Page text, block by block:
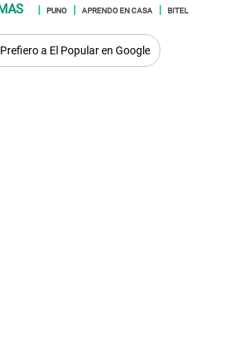
PUNO APRENDO EN CASA BITEL
Prefiero a El Popular en Google